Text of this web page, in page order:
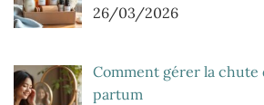
26/03/2026
Comment gérer la chute
partum